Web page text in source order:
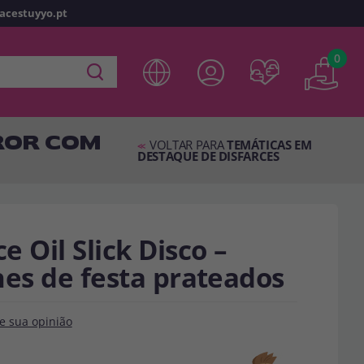
0
COM << VOLTAR PARATEMÁTICAS EM
DESTAQUE DE DISFARCES
Oil Slick Disco –
de festa prateados
sua opinião